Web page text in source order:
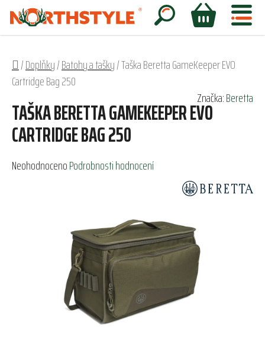
Přejít
obsah
Hledat
NÁKUPNÍ
Domů
/Doplňky/Batohy a tašky/Taška Beretta GameKeeper EVO
Cartridge Bag 250
TAŠKA BERETTA GAMEKEEPER EVO
CARTRIDGE BAG 250
Průměrné
NeohodnocenoPodrobnosti hodnocení
Značka:Beretta